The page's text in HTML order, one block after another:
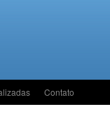
Contato